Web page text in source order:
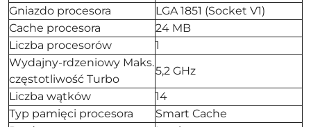
Gniazdo procesora
LGA 1851 (Socket V1)
Cache procesora
24 MB
Liczba procesorów
1
Wydajny-rdzeniowy Maks.
częstotliwość Turbo
5,2 GHz
Liczba wątków
14
Typ pamięci procesora
Smart Cache